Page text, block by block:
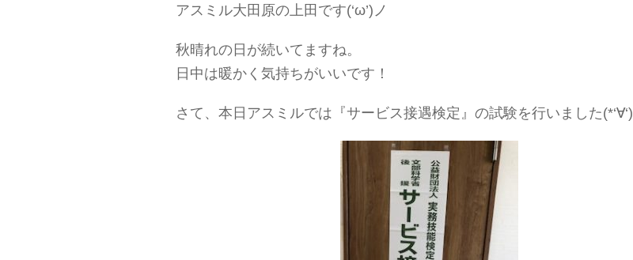
アスミル大田原の上田です(‘ω’)ノ
秋晴れの日が続いてますね。
日中は暖かく気持ちがいいです！
さて、本日アスミルでは『サービス接遇検定』の試験を行いました(*‘∀‘)